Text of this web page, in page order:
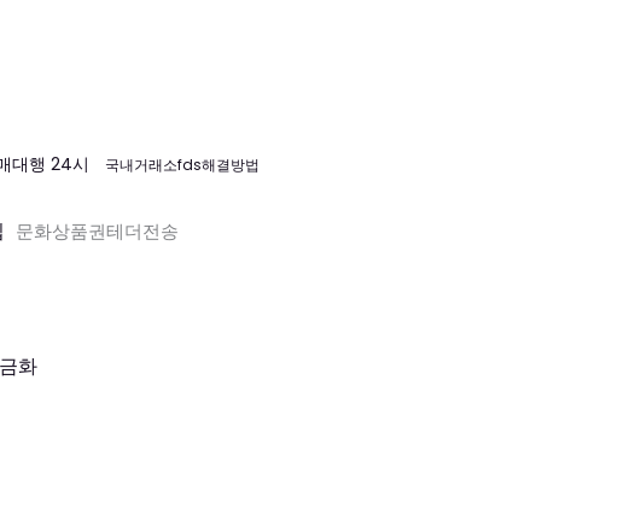
대행 24시
국내거래소fds해결방법
문화상품권테더전송
화